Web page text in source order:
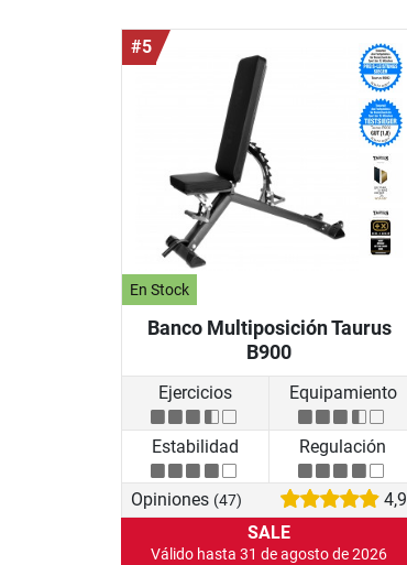
#5
En Stock
Banco Multiposición Taurus
B900
Ejercicios Equipamiento
Estabilidad Regulación
Opiniones (47)
4,9
SALE
Válido hasta 31 de agosto de 2026